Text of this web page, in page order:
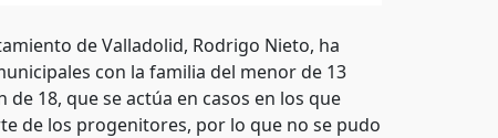
de Valladolid, Rodrigo Nieto, ha
con la familia del menor de 13
18, que se actúa en casos en los que
de los progenitores, por lo que no se pudo